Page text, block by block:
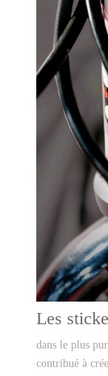
Les
dans le plus
contribué à